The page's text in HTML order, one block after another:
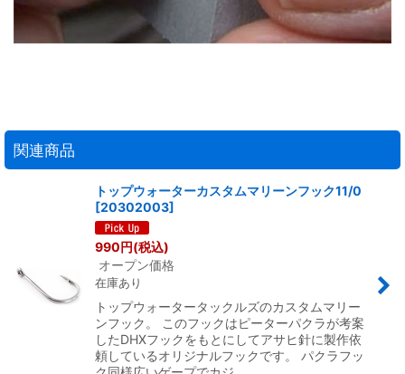
関連商品
トップウォーターカスタムマリーンフック11/0
[20302003]
990円(税込)
オープン価格
在庫あり
トップウォータータックルズのカスタムマリー
ンフック。 このフックはピーターパクラが考案
したDHXフックをもとにしてアサヒ針に製作依
頼しているオリジナルフックです。 パクラフッ